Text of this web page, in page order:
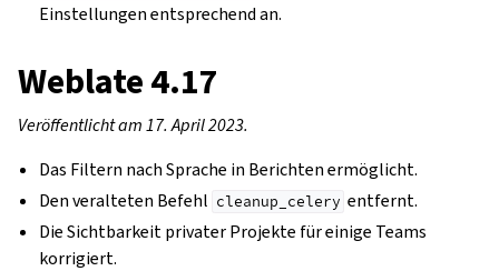
Einstellungen entsprechend an.
Weblate 4.17
Veröffentlicht am 17. April 2023.
Das Filtern nach Sprache in Berichten ermöglicht.
Den veralteten Befehl cleanup_celery entfernt.
Die Sichtbarkeit privater Projekte für einige Teams
korrigiert.